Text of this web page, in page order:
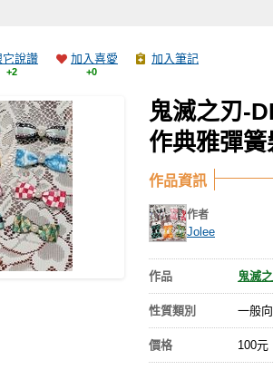
它說讚
+2
加入喜愛
+0
加入筆記
鬼滅之刃-
作典雅彈簧
作品資訊
作者
Jolee
作品 鬼滅
性質類別 一般
價格 100元